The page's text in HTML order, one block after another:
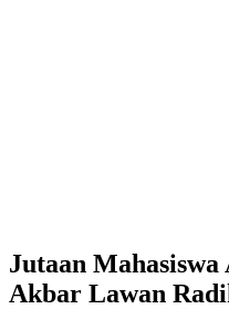
Jutaan
Akbar Lawan